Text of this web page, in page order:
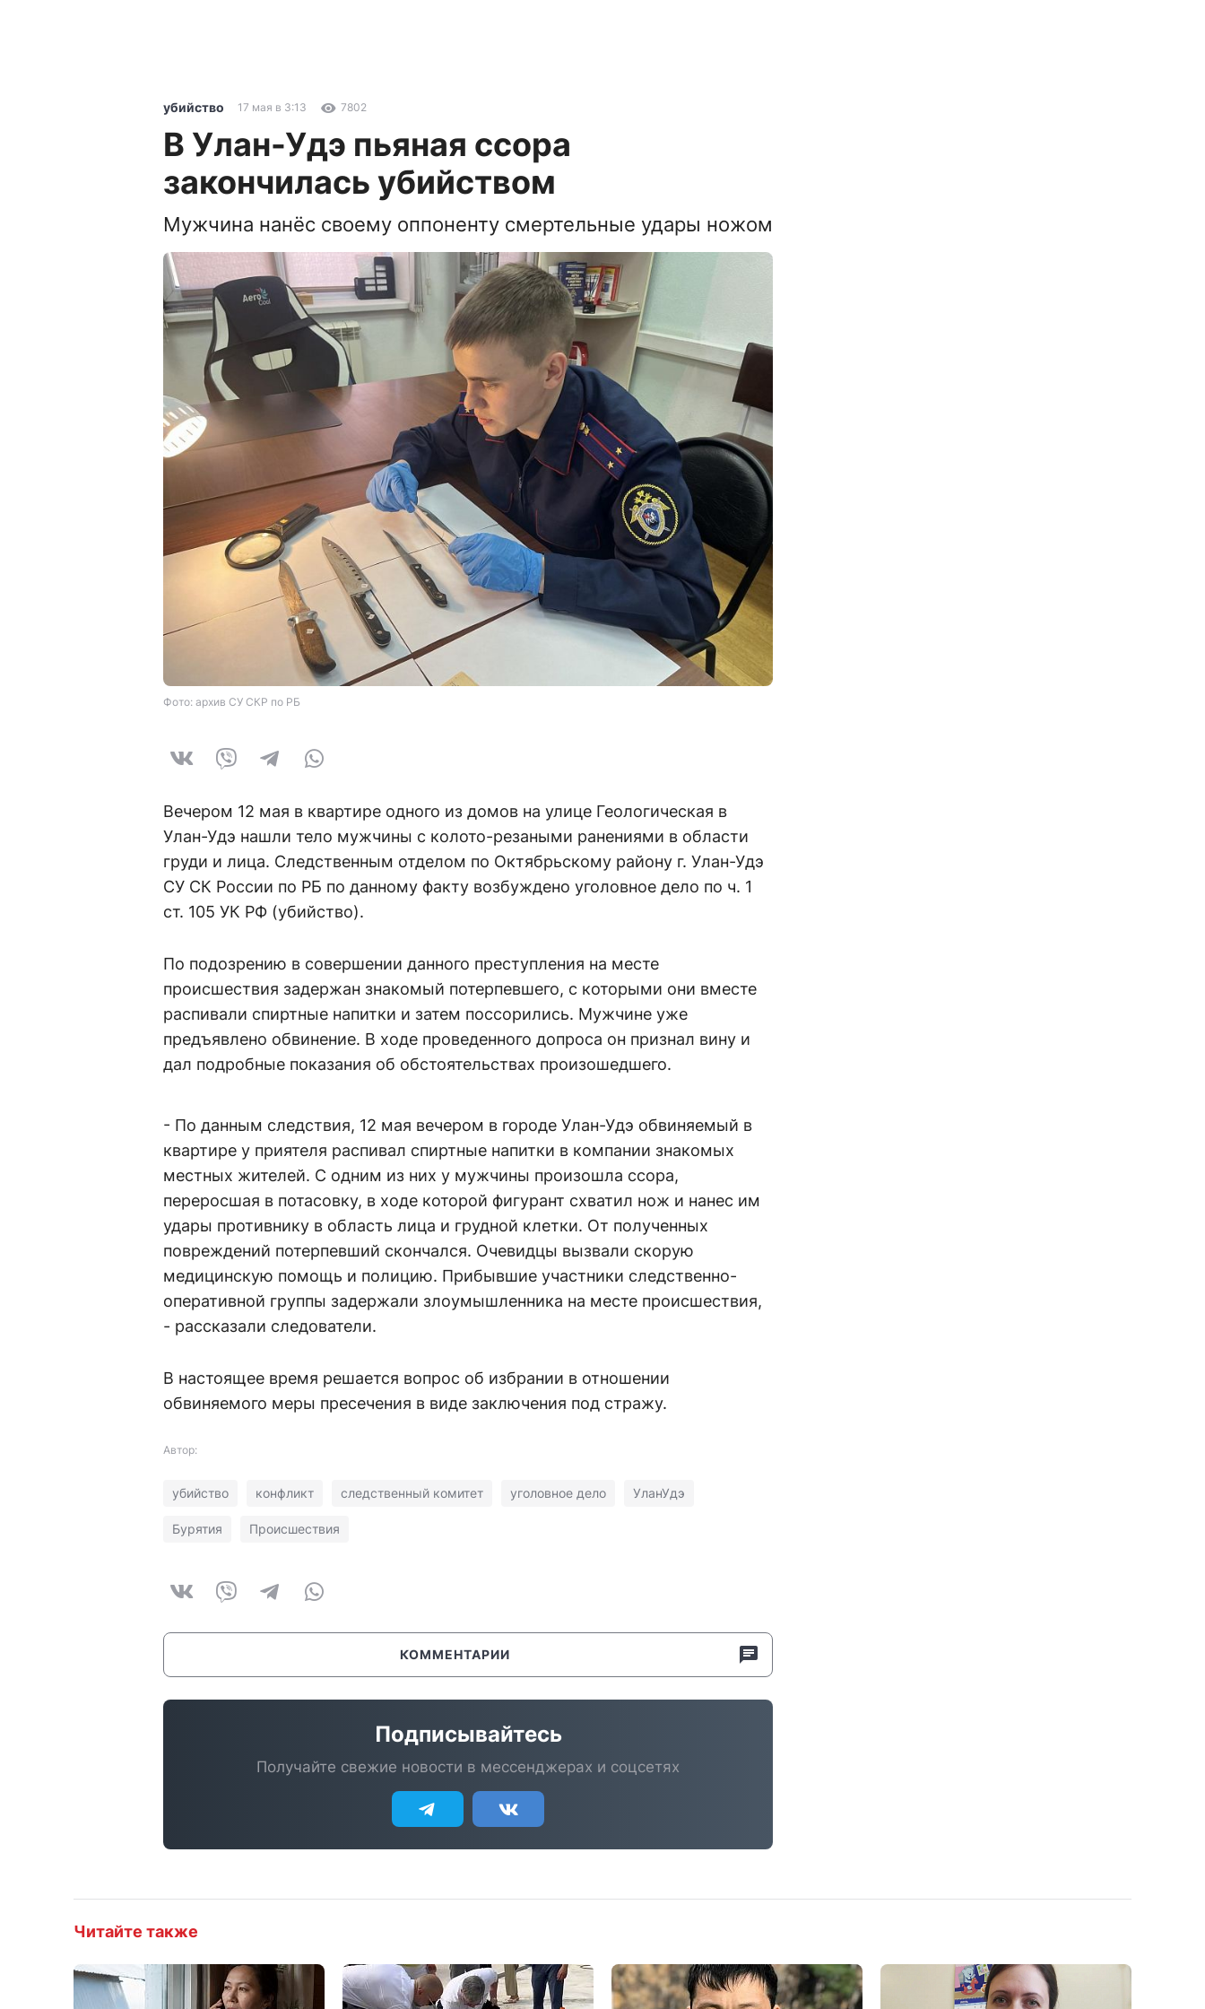
убийство 17 мая в 3:13 7802
В Улан-Удэ пьяная ссора
закончилась убийством
Мужчина нанёс своему оппоненту смертельные удары ножом
Фото: архив СУ СКР по РБ
Вечером 12 мая в квартире одного из домов на улице Геологическая в
Улан-Удэ нашли тело мужчины с колото-резаными ранениями в области
груди и лица. Следственным отделом по Октябрьскому району г. Улан-Удэ
СУ СК России по РБ по данному факту возбуждено уголовное дело по ч. 1
ст. 105 УК РФ (убийство).
По подозрению в совершении данного преступления на месте
происшествия задержан знакомый потерпевшего, с которыми они вместе
распивали спиртные напитки и затем поссорились. Мужчине уже
предъявлено обвинение. В ходе проведенного допроса он признал вину и
дал подробные показания об обстоятельствах произошедшего.
- По данным следствия, 12 мая вечером в городе Улан-Удэ обвиняемый в
квартире у приятеля распивал спиртные напитки в компании знакомых
местных жителей. С одним из них у мужчины произошла ссора,
переросшая в потасовку, в ходе которой фигурант схватил нож и нанес им
удары противнику в область лица и грудной клетки. От полученных
повреждений потерпевший скончался. Очевидцы вызвали скорую
медицинскую помощь и полицию. Прибывшие участники следственно-
оперативной группы задержали злоумышленника на месте происшествия,
- рассказали следователи.
В настоящее время решается вопрос об избрании в отношении
обвиняемого меры пресечения в виде заключения под стражу.
Автор:
убийство конфликт следственный комитет уголовное дело УланУдэ
Бурятия Происшествия
КОММЕНТАРИИ
Подписывайтесь
Получайте свежие новости в мессенджерах и соцсетях
Читайте также